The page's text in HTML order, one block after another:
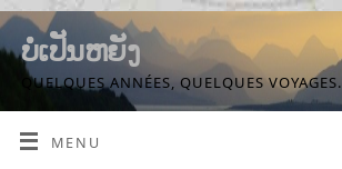
ບໍ່ເປັນຫຍັງ
QUELQUES ANNÉES, QUELQUES VOYAGES.
MENU